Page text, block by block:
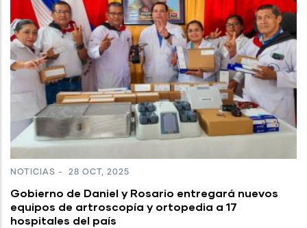
NOTICIAS - 28 OCT, 2025
Gobierno de Daniel y Rosario entregará nuevos
equipos de artroscopía y ortopedia a 17
hospitales del país